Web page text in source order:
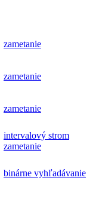
zametanie
zametanie
zametanie
intervalový strom
zametanie
binárne vyhľadávanie